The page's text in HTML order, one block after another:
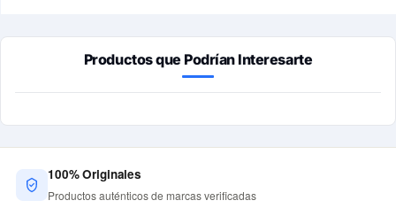
Productos que Podrían Interesarte
100% Originales
Productos auténticos de marcas verificadas